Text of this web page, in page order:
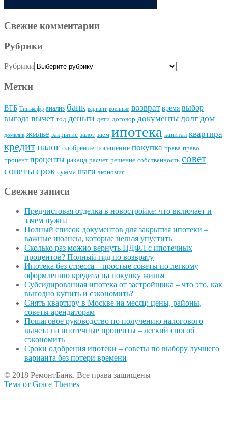
Свежие комментарии
Рубрики
Рубрики
Метки
ВТБ Тинькофф анализ банк вариант военные возврат время выбор
выгода вычет год деньги дети договор документы долг дом
домклик жилье закрытие залог заём ипотека капитал квартира
кредитналог одобрение погашение покупка права право
процент проценты развод расчет решение собственность совет
советысрок сумма шаги экономия
Свежие записи
Предчистовая отделка в новостройке: что включает и
зачем нужна
Полный список документов для закрытия ипотеки –
важные нюансы, которые нельзя упустить
Сколько раз можно вернуть НДФЛ с ипотечных
процентов? Полный гид по возврату
Ипотека без стресса – простые советы по легкому
оформлению кредита на покупку жилья
Субсидированная ипотека от застройщика – что это, как
выгодно купить и сэкономить?
Снять квартиру в Москве на месяц: цены, районы,
советы арендаторам
Пошаговое руководство по получению налогового
вычета на ипотечные проценты – легкий способ
сэкономить
Сроки одобрения ипотеки – советы по выбору лучшего
варианта без потери времени
© 2018 РемонтБанк. Все права защищены
Тема от Grace Themes